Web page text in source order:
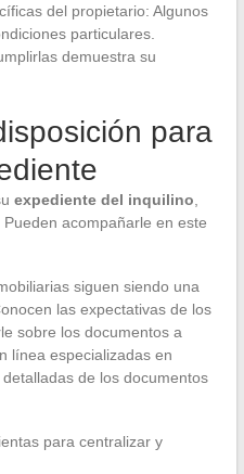
del propietario: Algunos
particulares.
demuestra su
para
expediente del inquilino
acompañarle en este
siguen siendo una
las expectativas de los
sobre los documentos a
línea especializadas en
de los documentos
para centralizar y